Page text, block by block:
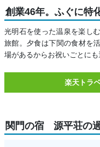
創業46年。ふぐに特
光明石を使った温泉を楽し
旅館。夕食は下関の食材を
場があるからお祝いごとにも
楽天トラ
関門の宿 源平荘の